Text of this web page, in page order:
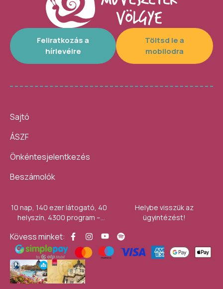
Feliratkozás a
hírlevélre
Töltsd le a
mobilodra
Sajtó
ÁSZF
Önkéntesjelentkezés
Beszámolók
10 nap, 140 ezer látogató, 40
helyszín, 4300 program –
Művészetek Völgye
Helybe visszük az
ügyintézést!
Kövess minket: